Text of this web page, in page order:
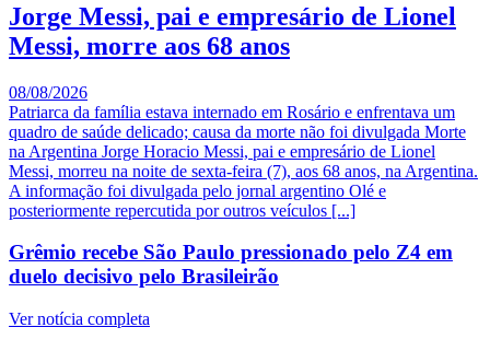
Jorge Messi, pai e empresário de Lionel
Messi, morre aos 68 anos
08/08/2026
Patriarca da família estava internado em Rosário e enfrentava um
quadro de saúde delicado; causa da morte não foi divulgada Morte
na Argentina Jorge Horacio Messi, pai e empresário de Lionel
Messi, morreu na noite de sexta-feira (7), aos 68 anos, na Argentina.
A informação foi divulgada pelo jornal argentino Olé e
posteriormente repercutida por outros veículos [...]
Grêmio recebe São Paulo pressionado pelo Z4 em
duelo decisivo pelo Brasileirão
Ver notícia completa